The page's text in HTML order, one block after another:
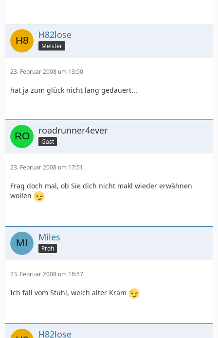
H82lose
Meister
23. Februar 2008 um 13:00
hat ja zum glück nicht lang gedauert...
roadrunner4ever
Gast
23. Februar 2008 um 17:51
Frag doch mal, ob Sie dich nicht makl wieder erwähnen
wollen
Miles
Profi
23. Februar 2008 um 18:57
Ich fall vom Stuhl, welch alter Kram
H82lose